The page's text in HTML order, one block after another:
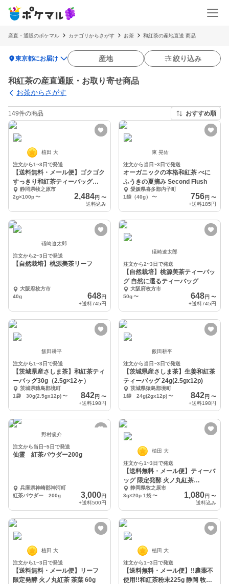
産直・通販のポケマル カテゴリからさがす お茶 和紅茶の産地直送 商品
location_on東京都にお届け 産地 絞り込み
和紅茶の産直通販・お取り寄せ商品
お茶からさがす
149件の商品 おすすめ順
植田 大
注文から1~3日で発送
【送料無料・メール便】ゴクゴク
すっきり和紅茶ティーバッグ
2g×100p
静岡県牧之原市
2g×100p〜 2,484円 〜
送料込み
東 晃佑
注文から当日~3日で発送
オーガニックの本格和紅茶 べに
ふうきの夏摘み Second Flush
愛媛県喜多郡内子町
1袋（40g）
〜 756円 〜
+送料185円
礒崎遼太郎
注文から2~3日で発送
【自然栽培】桃源美茶リーフ
大阪府枚方市
40g
648円
+送料745円
礒崎遼太郎
注文から2~3日で発送
【自然栽培】桃源美茶ティーバッ
グ 自然に還るティーバッグ
大阪府枚方市
50g 〜 648円 〜
+送料745円
飯田耕平
注文から1~3日で発送
【茨城県産さしま茶】和紅茶ティ
ーバッグ30g（2.5g×12ヶ）
茨城県猿島郡境町
1袋 30g(2.5gx12p)〜 842円 〜
+送料198円
飯田耕平
注文から当日~3日で発送
【茨城県産さしま茶】生姜和紅茶
ティーバッグ 24g(2.5gx12p)
茨城県猿島郡境町
1袋 24g(2gx12p) 〜 842円 〜
+送料198円
野村俊介
注文から当日~5日で発送
仙霊 紅茶パウダー200g
兵庫県神崎郡神河町
紅茶パウダー 200g
3,000円
+送料500円
植田 大
注文から1~3日で発送
【送料無料・メール便】ティーバ
ッグ 限定発酵 火ノ丸紅茶
3g×20p
静岡県牧之原市
3g×20p 1袋 〜 1,080円 〜
送料込み
植田 大
注文から1~3日で発送
【送料無料・メール便】リーフ
限定発酵 火ノ丸紅茶 茶葉 60g
植田 大
注文から1~3日で発送
【送料無料・メール便】!!農薬不
使用!!和紅茶粉末225g 静岡 牧之